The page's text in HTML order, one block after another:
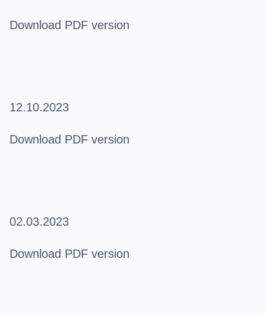
Download PDF version
12.10.2023
Download PDF version
02.03.2023
Download PDF version